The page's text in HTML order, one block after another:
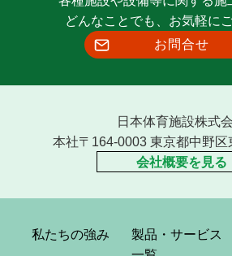
どんなことでも、お気軽に
お問合せ
日本体育施設株式
本社〒164-0003 東京都中野区
会社概要を見る
私たちの強み
製品・サービス